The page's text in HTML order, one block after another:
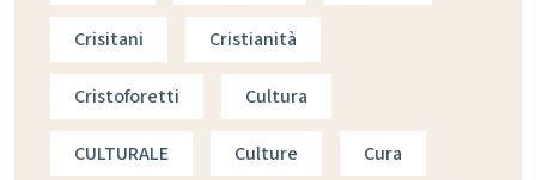
Crisitani Cristianità
Cristoforetti Cultura
CULTURALE Culture Cura